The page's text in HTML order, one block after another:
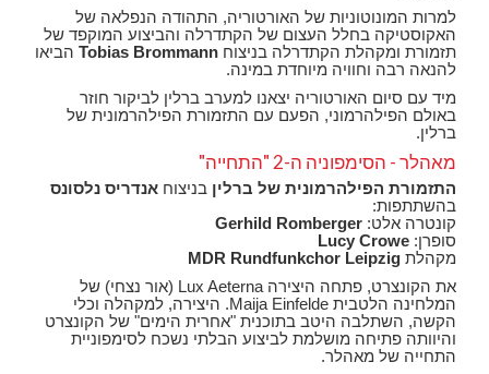
למרות המונוטוניות של האורטוריה, התהודה הנפלאה של
האקוסטיקה בחלל העצום של הקתדרלה והביצוע המוקפד של
תזמורת ומקהלת הקתדרלה בניצוח Tobias Brommann הביאו
להנאה רבה וחוויה מיוחדת במינה.
מיד עם סיום האורטוריה יצאנו למערב ברלין לביקור חוזר
באולם הפילהרמוני, הפעם עם התזמורת הפילהרמונית של
ברלין.
מאהלר - הסימפוניה ה-2 "התחייה"
התזמורת הפילהרמונית של ברלין בניצוח אנדריס נלסונס
בהשתתפות:
קונטרה אלט: Gerhild Romberger
סופרן: Lucy Crowe
מקהלת MDR Rundfunkchor Leipzig
את הקונצרט, פתחה היצירה Lux Aeterna (אור נצחי) של
המלחינה הלטבית Maija Einfelde. היצירה, למקהלה וכלי
הקשה, השתלבה היטב בתוכנית "אחרית הימים" של הקונצרט
והיוותה פתיחה מושלמת לביצוע הבלתי נשכח לסימפוניית
התחייה של מאהלר.